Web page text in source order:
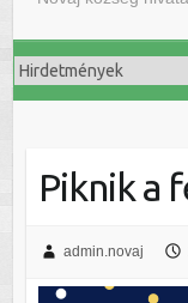
Piknik a
admin.novaj